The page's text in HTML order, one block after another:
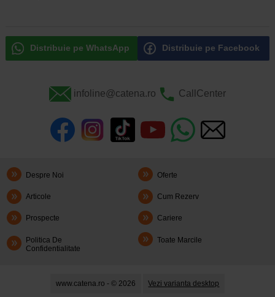
Distribuie pe WhatsApp Distribuie pe Facebook
infoline@catena.ro CallCenter
Despre Noi Oferte
Articole Cum Rezerv
Prospecte Cariere
Politica De
Confidentialitate
Toate Marcile
www.catena.ro - © 2026 Vezi varianta desktop